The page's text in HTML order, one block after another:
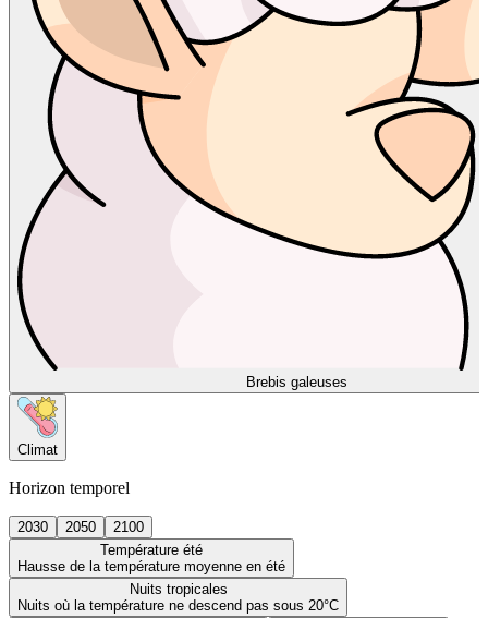
Brebis galeuses
Climat
Horizon temporel
2030 2050
2100
Température été
Hausse de la température moyenne en été
Nuits tropicales
Nuits où la température ne descend pas sous 20°C